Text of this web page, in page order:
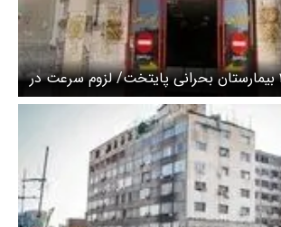
آخرین وضعیت ۴ بیمارستان‌ بحرانی پایتخت/ لزوم سرعت در
ناایمن تهران